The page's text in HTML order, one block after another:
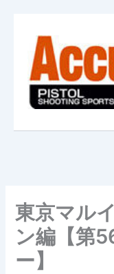
東京マル
ン編【第
ー】